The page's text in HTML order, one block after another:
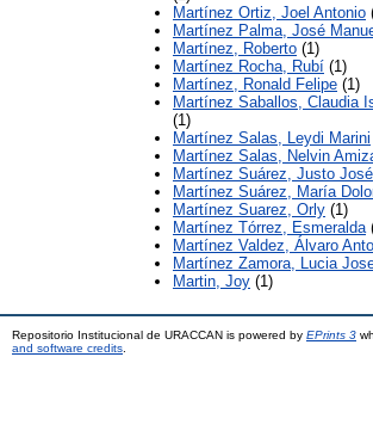
Martínez Ortiz, Joel Antonio
Martínez Palma, José
Martínez, Roberto (1)
Martínez Rocha, Rubí (1)
Martínez, Ronald Felipe (1)
Martínez Saballos, Claudia
(1)
Martínez Salas, Leydi Marini
Martínez Salas, Nelvin
Martínez Suárez, Justo José
Martínez Suárez, María
Martínez Suarez, Orly (1)
Martínez Tórrez, Esmeralda
Martínez Valdez, Álvaro
Martínez Zamora, Lucia
Martin, Joy (1)
Repositorio Institucional de URACCAN is powered by EPrints 3
and software credits.